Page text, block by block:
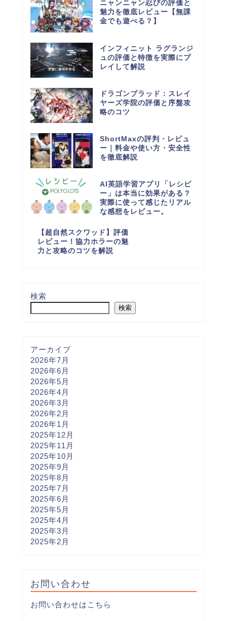
ニャンニャン忍びの評価と
魅力を徹底レビュー【無課
金でも遊べる？】
インフィニット ラグランジ
ュの評価と特徴を実際にプ
レイして解説
ドラゴンブラッド：スレイ
ヤーズ学院の評価と序盤攻
略のコツ
ShortMaxの評判・レビュ
ー｜料金や使い方・安全性
を徹底解説
AI英語学習アプリ「レシピ
ー」は本当に効果がある？
実際に使って感じたリアル
な感想をレビュー。
【超自然スクワッド】評価
レビュー！協力ホラーの魅
力と攻略のコツを解説
検索
検索
アーカイブ
2026年7月
2026年6月
2026年5月
2026年4月
2026年3月
2026年2月
2026年1月
2025年12月
2025年11月
2025年10月
2025年9月
2025年8月
2025年7月
2025年6月
2025年5月
2025年4月
2025年3月
2025年2月
お問い合わせ
お問い合わせはこちら